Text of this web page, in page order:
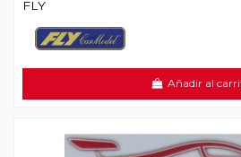
FLY
Añadir al